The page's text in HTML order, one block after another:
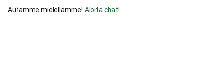
Autamme mielellämme! Aloita chat!